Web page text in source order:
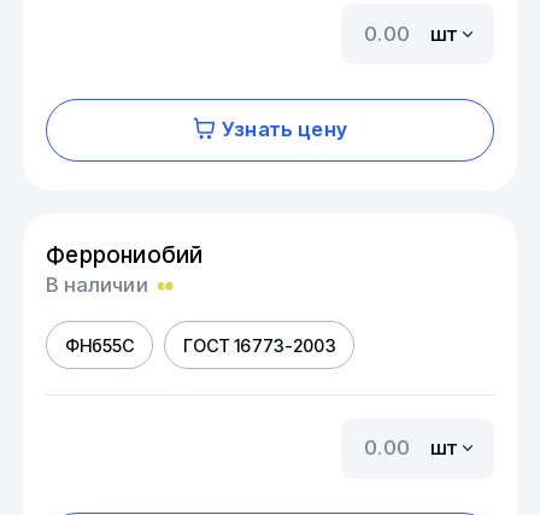
шт
Узнать цену
Феррониобий
В наличии
ФНб55С ГОСТ 16773-2003
шт